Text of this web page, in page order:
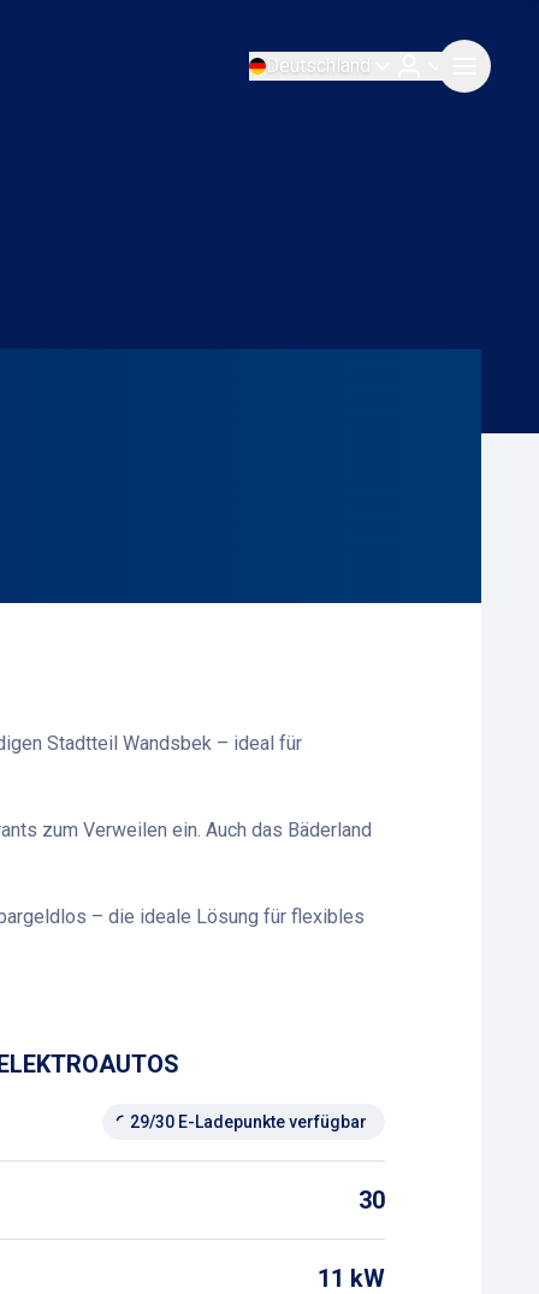
Deutschland
Stadtteil Wandsbek – ideal für
zum Verweilen ein. Auch das Bäderland
– die ideale Lösung für flexibles
29/30 E-Ladepunkte verfügbar
30
11 kW